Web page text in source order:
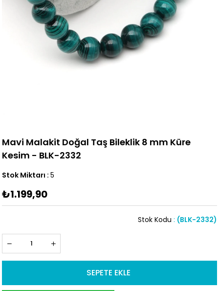
Mavi Malakit Doğal Taş Bileklik 8 mm Küre
Kesim - BLK-2332
Stok Miktarı : 5
₺1.199,90
(BLK-2332)
Stok Kodu